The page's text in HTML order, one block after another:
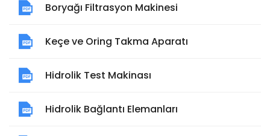
Boryağı Filtrasyon Makinesi
Keçe ve Oring Takma Aparatı
Hidrolik Test Makinası
Hidrolik Bağlantı Elemanları